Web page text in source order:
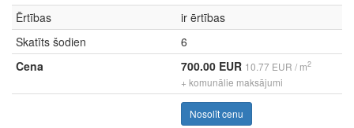
Ērtības
ir ērtības
Skatīts šodien
6
Cena
700.00 EUR 10.77 EUR / m2
+ komunālie maksājumi
Nosolīt cenu